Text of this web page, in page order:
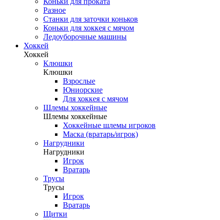
Разное
Станки для заточки коньков
Коньки для хоккея с мячом
Ледоуборочные машины
Хоккей
Хоккей
Клюшки
Клюшки
Взрослые
Юниорские
Для хоккея с мячом
Шлемы хоккейные
Шлемы хоккейные
Хоккейные шлемы игроков
Маска (вратарь/игрок)
Нагрудники
Нагрудники
Игрок
Вратарь
Трусы
Трусы
Игрок
Вратарь
Щитки